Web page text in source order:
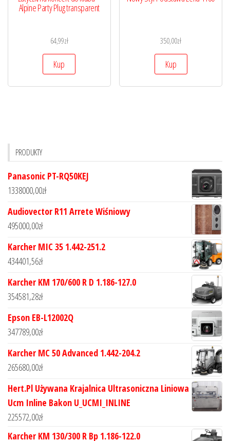
Alpine Party Plug transparent
64,99zł
Kup
350,00zł
Kup
PRODUKTY
Panasonic PT-RQ50KEJ
1338000,00zł
Audiovector R11 Arrete Wiśniowy
495000,00zł
Karcher MIC 35 1.442-251.2
434401,56zł
Karcher KM 170/600 R D 1.186-127.0
354581,28zł
Epson EB-L12002Q
347789,00zł
Karcher MC 50 Advanced 1.442-204.2
265680,00zł
Hert.Pl Używana Krajalnica Ultrasoniczna Liniowa
Ucm Inline Bakon U_UCMI_INLINE
225572,00zł
Karcher KM 130/300 R Bp 1.186-122.0